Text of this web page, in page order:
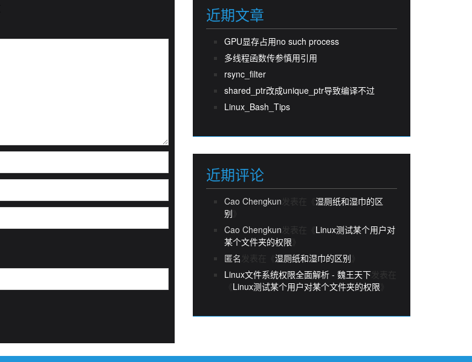
近期文章
GPU显存占用no such process
多线程函数传参慎用引用
rsync_filter
shared_ptr改成unique_ptr导致编译不过
Linux_Bash_Tips
近期评论
Cao Chengkun发表在《 湿厕纸和湿巾的区
别
Cao Chengkun发表在《 Linux测试某个用户对
某个文件夹的权限
匿名 发表在《 湿厕纸和湿巾的区别
Linux文件系统权限全面解析 - 魏王天下发表在
Linux测试某个用户对某个文件夹的权限